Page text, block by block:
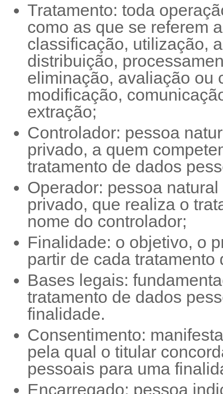
Tratamento: toda
como as que se referem
classificação, utilização,
distribuição,
eliminação, avaliação ou
modificação,
extração;
Controlador: pessoa
privado, a quem
tratamento de dados
Operador: pessoa
privado, que realiza o
nome do controlador;
Finalidade: o objetivo, o
partir de cada
Bases legais:
tratamento de dados
finalidade.
Consentimento:
pela qual o titular
pessoais para uma
Encarregado: pessoa